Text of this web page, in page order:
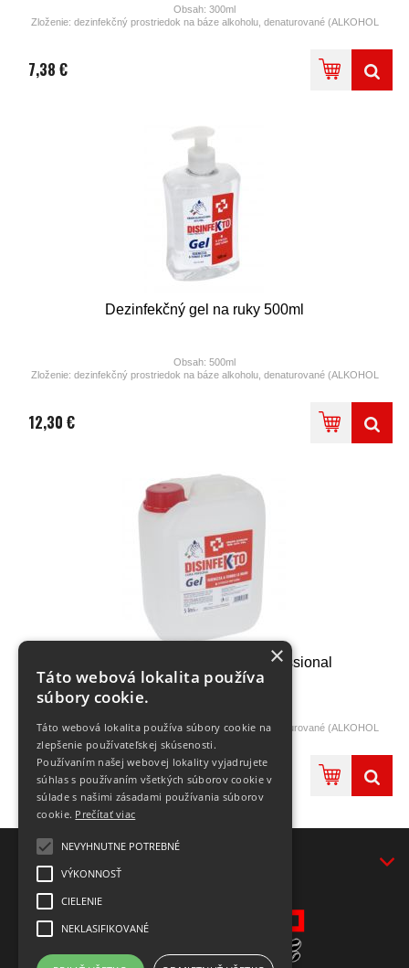
Obsah: 300ml
Zloženie: dezinfekčný prostriedok na báze alkoholu, denaturované (ALKOHOL
7,38 €
Dezinfekčný gel na ruky 500ml
Obsah: 500ml
Zloženie: dezinfekčný prostriedok na báze alkoholu, denaturované (ALKOHOL
12,30 €
Dezinfekčný gél na ruky 5l Professional
Zloženie: dezinfekčný prostriedok na báze alkoholu, denaturované (ALKOHOL
MIN. 65% obj.)
88,56 €
×
Táto webová lokalita používa
súbory cookie.
Táto webová lokalita používa súbory cookie na
zlepšenie používateľskej skúsenosti.
Používaním našej webovej lokality vyjadrujete
súhlas s používaním všetkých súborov cookie v
súlade s našimi zásadami používania súborov
cookie. Prečítať viac
NEVYHNUTNE POTREBNÉ
VÝKONNOSŤ
CIELENIE
NEKLASIFIKOVANÉ